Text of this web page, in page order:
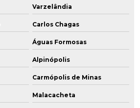
Varzelândia
Carlos Chagas
Águas Formosas
Alpinópolis
Carmópolis de Minas
Malacacheta